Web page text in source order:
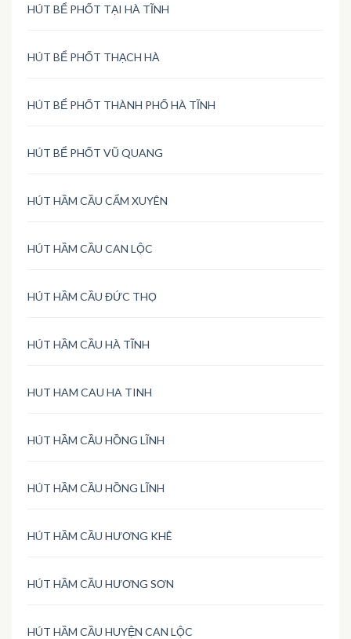
HÚT BỂ PHỐT TẠI HÀ TĨNH
HÚT BỂ PHỐT THẠCH HÀ
HÚT BỂ PHỐT THÀNH PHỐ HÀ TĨNH
HÚT BỂ PHỐT VŨ QUANG
HÚT HẦM CẦU CẨM XUYÊN
HÚT HẦM CẦU CAN LỘC
HÚT HẦM CẦU ĐỨC THỌ
HÚT HẦM CẦU HÀ TĨNH
HUT HAM CAU HA TINH
HÚT HẦM CẦU HỒNG LĨNH
HÚT HẦM CẦU HỒNG LĨNH
HÚT HẦM CẦU HƯƠNG KHÊ
HÚT HẦM CẦU HƯƠNG SƠN
HÚT HẦM CẦU HUYỆN CAN LỘC